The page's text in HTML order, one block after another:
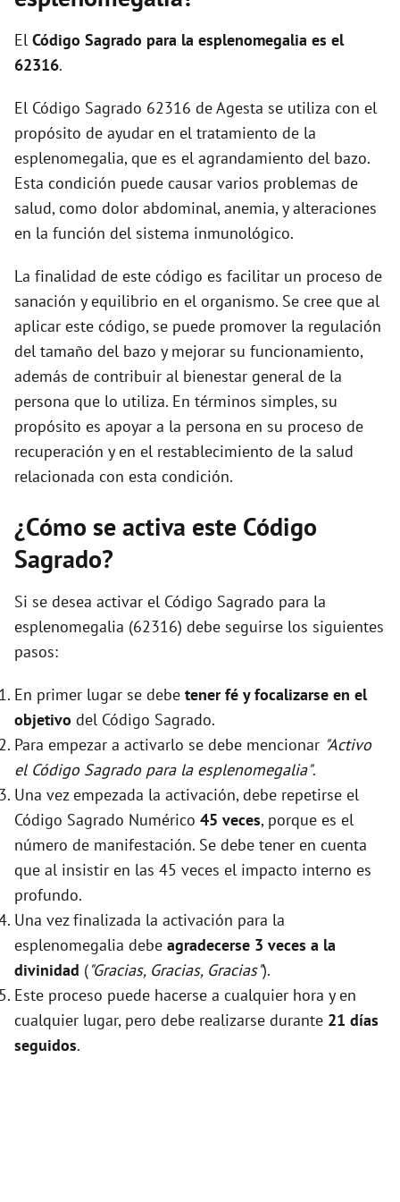
e
o
El Código Sagrado para la esplenomegalia es el
62316.
El Código Sagrado 62316 de Agesta se utiliza con el
propósito de ayudar en el tratamiento de la
esplenomegalia, que es el agrandamiento del bazo.
Esta condición puede causar varios problemas de
salud, como dolor abdominal, anemia, y alteraciones
en la función del sistema inmunológico.
La finalidad de este código es facilitar un proceso de
sanación y equilibrio en el organismo. Se cree que al
aplicar este código, se puede promover la regulación
del tamaño del bazo y mejorar su funcionamiento,
además de contribuir al bienestar general de la
persona que lo utiliza. En términos simples, su
propósito es apoyar a la persona en su proceso de
recuperación y en el restablecimiento de la salud
relacionada con esta condición.
¿Cómo se activa este Código
Sagrado?
Si se desea activar el Código Sagrado para la
esplenomegalia (62316) debe seguirse los siguientes
pasos:
En primer lugar se debe tener fé y focalizarse en el
objetivo del Código Sagrado.
Para empezar a activarlo se debe mencionar "Activo
el Código Sagrado para la esplenomegalia".
Una vez empezada la activación, debe repetirse el
Código Sagrado Numérico 45 veces, porque es el
número de manifestación. Se debe tener en cuenta
que al insistir en las 45 veces el impacto interno es
profundo.
Una vez finalizada la activación para la
esplenomegalia debe agradecerse 3 veces a la
divinidad ("Gracias, Gracias, Gracias").
Este proceso puede hacerse a cualquier hora y en
cualquier lugar, pero debe realizarse durante 21 días
seguidos.